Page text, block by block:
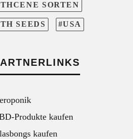
THCENE SORTEN
TH SEEDS USA
Produkte kaufen
kaufen